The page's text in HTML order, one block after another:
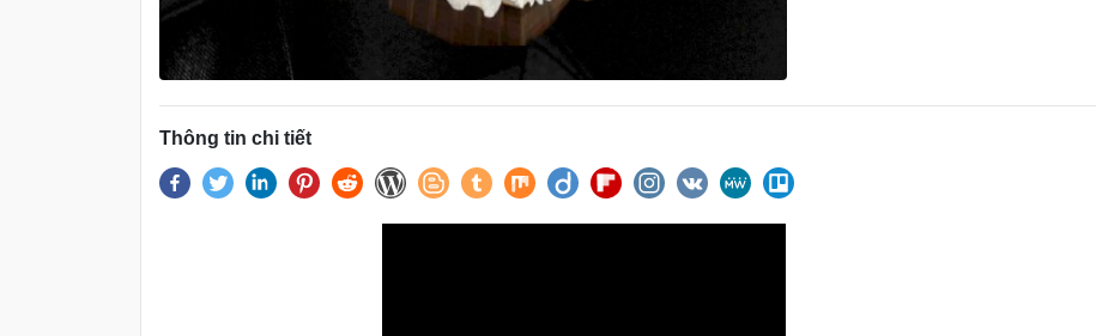
Thông tin chi tiết